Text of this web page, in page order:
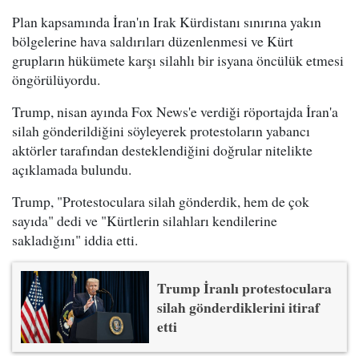
Plan kapsamında İran'ın Irak Kürdistanı sınırına yakın
bölgelerine hava saldırıları düzenlenmesi ve Kürt
grupların hükümete karşı silahlı bir isyana öncülük etmesi
öngörülüyordu.
Trump, nisan ayında Fox News'e verdiği röportajda İran'a
silah gönderildiğini söyleyerek protestoların yabancı
aktörler tarafından desteklendiğini doğrular nitelikte
açıklamada bulundu.
Trump, "Protestoculara silah gönderdik, hem de çok
sayıda" dedi ve "Kürtlerin silahları kendilerine
sakladığını" iddia etti.
Trump İranlı protestoculara
silah gönderdiklerini itiraf
etti